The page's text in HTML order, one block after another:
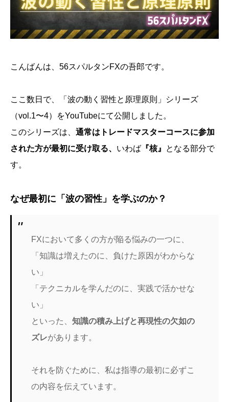
こんばんは、56スパルタンFXの吾郎です。
ここ数日で、「波の動く習性と原理原則」シリーズ
（vol.1〜4）をYouTubeにて公開しました。
このシリーズは、 通常はトレードマスターコースに参加
された方が最初に受け取る、 いわば 『核』
となる部分で
す。
なぜ最初に「波の習性」を学ぶのか？
FXにおいて多くの方が陥る悩みの一つに、
「知識は増えたのに、負けた原因がわからな
い」
「テクニカルを学んだのに、実践で活かせな
い」
といった、知識の積み上げと再現性の欠如の
ズレがあります。
それを防ぐために、私は指導の最初に必ずこ
の内容を伝えています。